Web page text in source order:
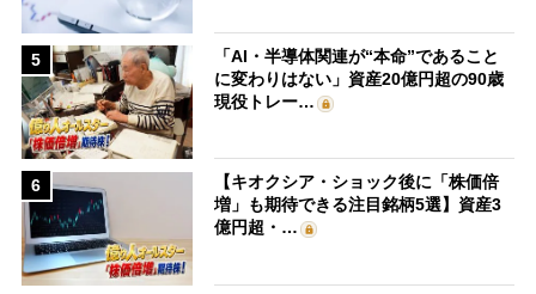
5
「AI・半導体関連が“本命”であること
に変わりはない」資産20億円超の90歳
現役トレー…
6
【キオクシア・ショック後に「株価倍
増」も期待できる注目銘柄5選】資産3
億円超・…